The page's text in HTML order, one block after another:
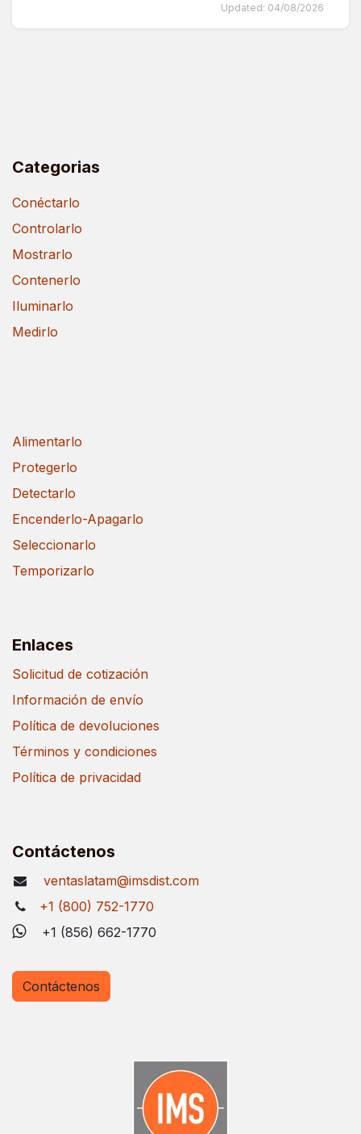
Updated: 04/08/2026
Categorias
Conéctarlo
Controlarlo
Mostrarlo
Contenerlo
Iluminarlo
Medirlo
Alimentarlo
Protegerlo
Detectarlo
Encenderlo-Apagarlo
Seleccionarlo
Temporizarlo
Enlaces
Solicitud de cotización
Información de envío
Política de devoluciones
Términos y condiciones
Política de privacidad
Contáctenos
ventaslatam@imsdist.com
+1 (800) 752-1770
+1 (856) 662-1770
Contáctenos